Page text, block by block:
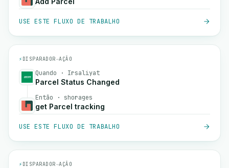
USE ESTE FLUXO DE TRABALHO
⚡ DISPARADOR→AÇÃO
Quando · Irsaliyat
Parcel Status Changed
Então · shorages
get Parcel tracking
USE ESTE FLUXO DE TRABALHO
⚡ DISPARADOR→AÇÃO